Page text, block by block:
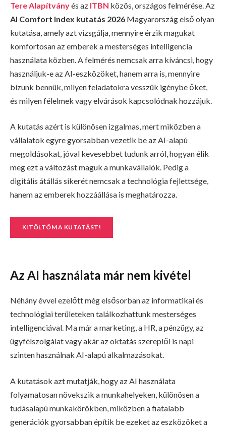
Tere Alapítványés az ITBN közös, országos felmérése. Az
AI Comfort Index kutatás 2026 Magyarország első olyan
kutatása, amely azt vizsgálja, mennyire érzik magukat
komfortosan az emberek a mesterséges intelligencia
használata közben. A felmérés nemcsak arra kíváncsi, hogy
használjuk-e az AI-eszközöket, hanem arra is, mennyire
bízunk bennük, milyen feladatokra vesszük igénybe őket,
és milyen félelmek vagy elvárások kapcsolódnak hozzájuk.
A kutatás azért is különösen izgalmas, mert miközben a
vállalatok egyre gyorsabban vezetik be az AI-alapú
megoldásokat, jóval kevesebbet tudunk arról, hogyan élik
meg ezt a változást maguk a munkavállalók. Pedig a
digitális átállás sikerét nemcsak a technológia fejlettsége,
hanem az emberek hozzáállása is meghatározza.
KITÖLTÖM A KUTATÁST!
Az AI használata már nem kivétel
Néhány évvel ezelőtt még elsősorban az informatikai és
technológiai területeken találkozhattunk mesterséges
intelligenciával. Ma már a marketing, a HR, a pénzügy, az
ügyfélszolgálat vagy akár az oktatás szereplői is napi
szinten használnak AI-alapú alkalmazásokat.
A kutatások azt mutatják, hogy az AI használata
folyamatosan növekszik a munkahelyeken, különösen a
tudásalapú munkakörökben, miközben a fiatalabb
generációk gyorsabban építik be ezeket az eszközöket a